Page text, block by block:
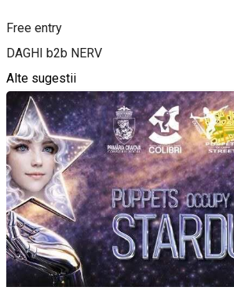
Free entry
DAGHI b2b NERV
Alte sugestii